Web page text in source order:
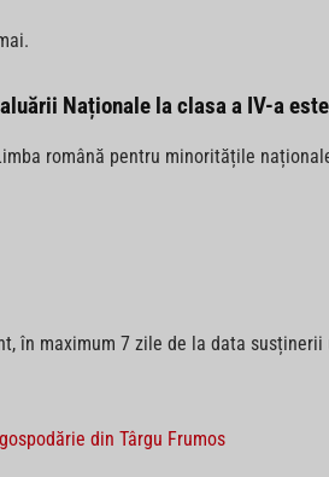
Naționale la clasa a IV-a
română pentru minoritățile
în maximum 7 zile de la data
din Târgu Frumos